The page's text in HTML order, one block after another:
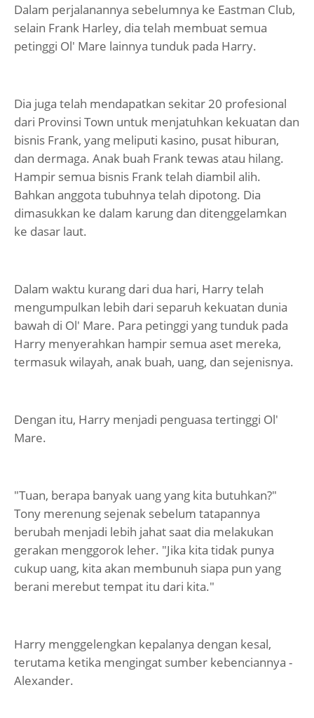
Dalam perjalanannya sebelumnya ke Eastman Club,
selain Frank Harley, dia telah membuat semua
petinggi Ol' Mare lainnya tunduk pada Harry.
Dia juga telah mendapatkan sekitar 20 profesional
dari Provinsi Town untuk menjatuhkan kekuatan dan
bisnis Frank, yang meliputi kasino, pusat hiburan,
dan dermaga. Anak buah Frank tewas atau hilang.
Hampir semua bisnis Frank telah diambil alih.
Bahkan anggota tubuhnya telah dipotong. Dia
dimasukkan ke dalam karung dan ditenggelamkan
ke dasar laut.
Dalam waktu kurang dari dua hari, Harry telah
mengumpulkan lebih dari separuh kekuatan dunia
bawah di Ol' Mare. Para petinggi yang tunduk pada
Harry menyerahkan hampir semua aset mereka,
termasuk wilayah, anak buah, uang, dan sejenisnya.
Dengan itu, Harry menjadi penguasa tertinggi Ol'
Mare.
"Tuan, berapa banyak uang yang kita butuhkan?"
Tony merenung sejenak sebelum tatapannya
berubah menjadi lebih jahat saat dia melakukan
gerakan menggorok leher. "Jika kita tidak punya
cukup uang, kita akan membunuh siapa pun yang
berani merebut tempat itu dari kita."
Harry menggelengkan kepalanya dengan kesal,
terutama ketika mengingat sumber kebenciannya -
Alexander.